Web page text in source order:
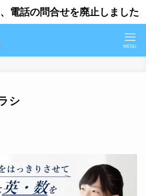
電話の問合せを廃止しました
MENU
シ